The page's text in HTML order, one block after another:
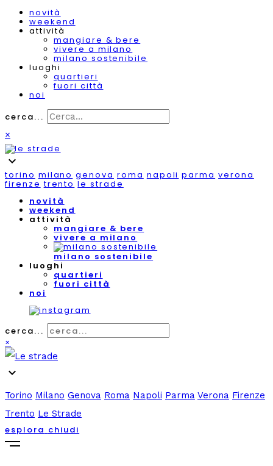
novità
weekend
attività
mangiare & bere
vivere a milano
milano sostenibile
luoghi
quartieri
fuori città
noi
cerca...
×
expand_more
torino milano genova roma napoli parma verona
firenze trento le strade
novità
weekend
attività
mangiare & bere
vivere a milano
milano sostenibile
luoghi
quartieri
fuori città
noi
cerca...
×
expand_more
Torino Milano Genova Roma Napoli Parma Verona Firenze
Trento Le Strade
esplora chiudi